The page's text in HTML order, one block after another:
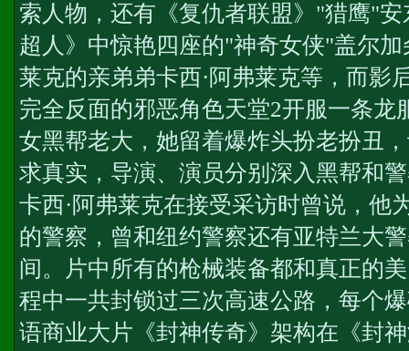
索人物，还有《复仇者联盟》"猎鹰"
超人》中惊艳四座的"神奇女侠"盖尔
莱克的亲弟弟卡西·阿弗莱克等，而影
完全反面的邪恶角色天堂2开服一条龙
女黑帮老大，她留着爆炸头扮老扮丑
求真实，导演、演员分别深入黑帮和
卡西·阿弗莱克在接受采访时曾说，他
的警察，曾和纽约警察还有亚特兰大
间。片中所有的枪械装备都和真正的
程中一共封锁过三次高速公路，每个
语商业大片《封神传奇》架构在《封